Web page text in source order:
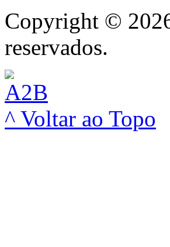
Copyright ©
reservados.
^ Voltar ao Topo